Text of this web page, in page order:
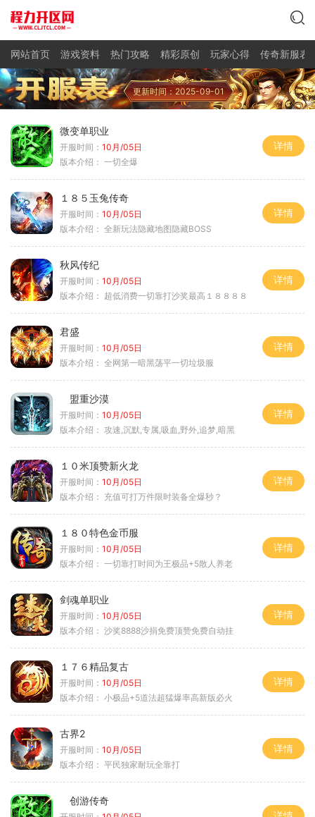
网站首页 游戏资料 热门攻略 精彩原创 玩家心得 传奇新服表
更新时间：2025-09-01
微变单职业
开服时间： 10月/05日
版本介绍： 一切全爆
详情
１８５玉兔传奇
开服时间： 10月/05日
版本介绍： 全新玩法隐藏地图隐藏BOSS
详情
秋风传纪
开服时间： 10月/05日
版本介绍： 超低消费一切靠打沙奖最高１８８８８
详情
君盛
开服时间： 10月/05日
版本介绍： 全网第一暗黑荡平一切垃圾服
详情
盟重沙漠
开服时间： 10月/05日
版本介绍： 攻速,沉默,专属,吸血,野外,追梦,暗黑
详情
１０米顶赞新火龙
开服时间： 10月/05日
版本介绍： 充值可打万件限时装备全爆秒？
详情
１８０特色金币服
开服时间： 10月/05日
版本介绍： 一切靠打时间为王极品+5散人养老
详情
剑魂单职业
开服时间： 10月/05日
版本介绍： 沙奖8888沙捐免费顶赞免费自动挂
详情
１７６精品复古
开服时间： 10月/05日
版本介绍： 小极品+5道法超猛爆率高新版必火
详情
古界2
开服时间： 10月/05日
版本介绍： 平民独家耐玩全靠打
详情
创游传奇